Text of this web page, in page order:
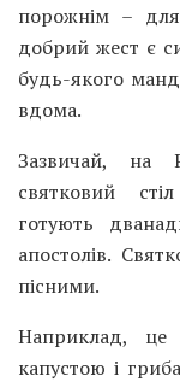
порожнім –
добрий жест є
будь-якого
вдома.
Зазвичай, на
святковий
готують
апостолів.
пісними.
Наприклад, це
капустою і